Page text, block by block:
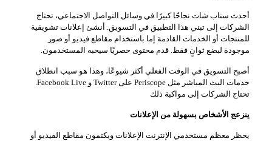
أحدث سناب شات نجاحًا كبيرًا في وسائل التواصل الاجتماعي، تحتاج
الشركات إلى تبني هذا التطبيق في التسويق. أنشئ إعلانات تشويقية
للمنتجات أو الخدمات القادمة إما باستخدام مقاطع فيديو أو صور
موجودة لبضع ثوانٍ فقط. قدم محتوى حصريًا سيحبه المستخدمون.
أصبح التسويق في الوقت الفعلي أكثر شيوعًا، وهذا هو سبب انطلاق
خدمات البث المباشر مثل Periscope على Twitter و Facebook Live.
تحتاج الشركات إلى مواكبة ذلك
ينزعج الأشخاص بسهولة من الإعلانات
يحظر معظم مستخدمي الإنترنت الإعلانات ويكتمون مقاطع الفيديو أو